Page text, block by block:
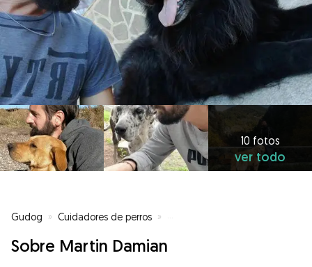
10 fotos
ver todo
Gudog » Cuidadores de perros » Cuidadores de perros en
Sobre Martin Damian